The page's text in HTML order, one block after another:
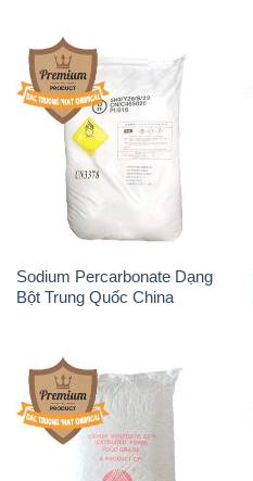
Sodium Percarbonate Dạng
Bột Trung Quốc China